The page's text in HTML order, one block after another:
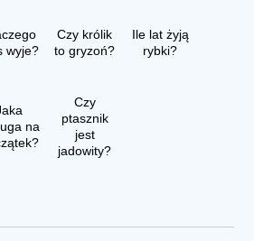
wyje?
Czy królik
to gryzoń?
Ile lat żyją
rybki?
na
Czy
ptasznik
jest
jadowity?